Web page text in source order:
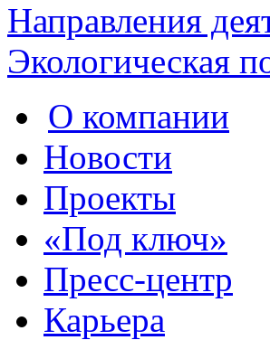
Направления
Экологическая
О компании
Новости
Проекты
«Под ключ»
Пресс-центр
Карьера